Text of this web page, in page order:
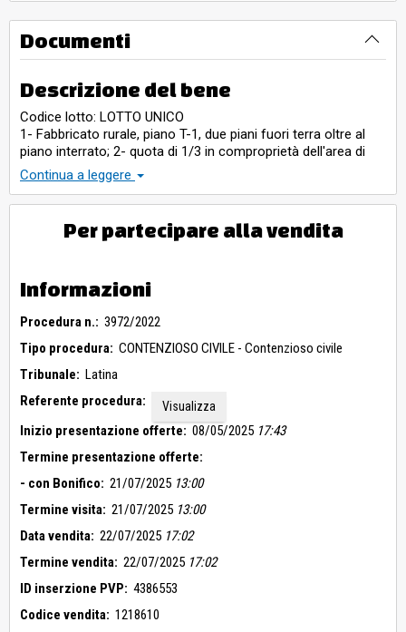
Documenti
Descrizione del bene
Codice lotto: LOTTO UNICO
1- Fabbricato rurale, piano T-1, due piani fuori terra oltre al
piano interrato; 2- quota di 1/3 in comproprietà dell'area di
accesso al Bene 1; 3- Area urbana, corte del fabbricato; 4-
Area urbana, porzione della corte del fabbricato; 5 - Area
urbana, porzione della corte del fabbricato su cui è presente
piscina e gazebo; 6- Area urbana, porzione della corte del
fabbricato; 7- Area urbana, porzione della corte del
Continua a leggere
Per partecipare alla vendita
Informazioni
Procedura n.: 3972/2022
Tipo procedura: CONTENZIOSO CIVILE - Contenzioso civile
Tribunale: Latina
Referente procedura:
Visualizza
Inizio presentazione offerte: 08/05/2025 17:43
Termine presentazione offerte:
- con Bonifico: 21/07/2025 13:00
Termine visita: 21/07/2025 13:00
Data vendita: 22/07/2025 17:02
Termine vendita: 22/07/2025 17:02
ID inserzione PVP: 4386553
Codice vendita: 1218610